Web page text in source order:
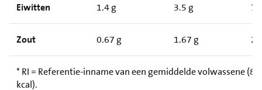
Eiwitten 1.4 g 3.5 g
Zout 0.67 g 1.67 g
* RI = Referentie-inname van een gemiddelde volwassene
kcal).